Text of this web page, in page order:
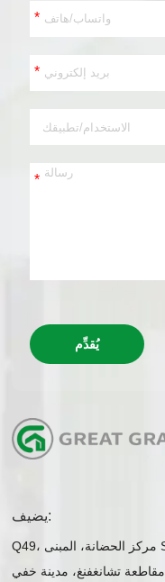
*
*
*
يُقدِّم
يضيف:
Q49، مركز الحضانة، المبنى S1، رقم 1 طريق منغي، مدينة شوانغدون،
مقاطعة تشانغفنغ، مدينة خفي